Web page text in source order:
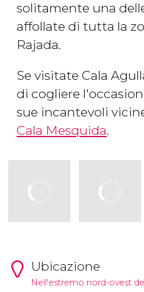
solitamente una
affollate di tutta la
Rajada.
Se visitate Cala
di cogliere
sue incantevoli
Cala Mesquida.
Ubicazione
Nell'estremo nord-ovest